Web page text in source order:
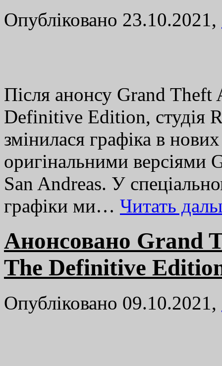
Опубліковано 23.10.2021,
Після анонсу Grand
Definitive Edition, студія
змінилася графіка в
оригінальними
San Andreas. У
графіки ми… Читать
Анонсовано Grand
The Definitive
Опубліковано 09.10.2021,